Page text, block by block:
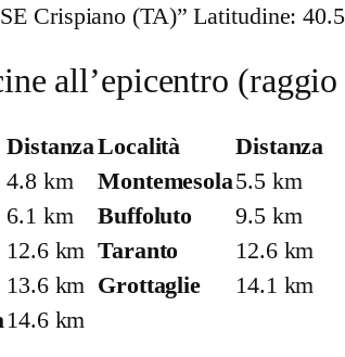
Crispiano (TA)” Latitudine:
all’epicentro
DistanzaLocalità
Distanza
4.8 km Montemesola5.5 km
6.1 km Buffoluto
9.5 km
12.6 km Taranto
12.6 km
13.6 km Grottaglie
14.1 km
14.6 km